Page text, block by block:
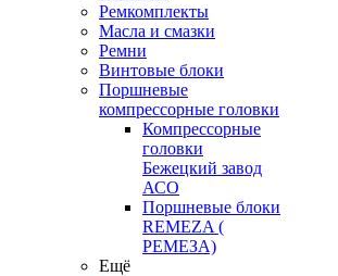
Ремкомплекты
Масла и смазки
Ремни
Винтовые блоки
Поршневые
компрессорные головки
Компрессорные
головки
Бежецкий завод
АСО
Поршневые блоки
REMEZA (
РЕМЕЗА)
Ещё